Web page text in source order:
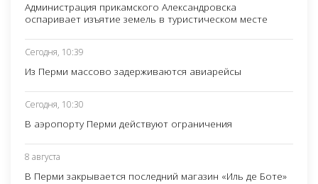
Администрация прикамского Александровска
оспаривает изъятие земель в туристическом месте
Сегодня, 10:39
Из Перми массово задерживаются авиарейсы
Сегодня, 10:30
В аэропорту Перми действуют ограничения
8 августа
В Перми закрывается последний магазин «Иль де Боте»